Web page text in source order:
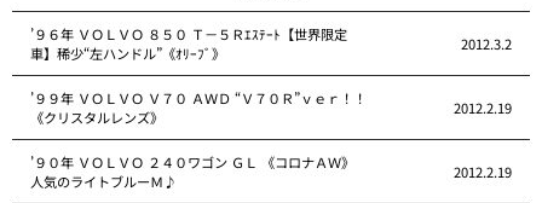
’９６年 ＶＯＬＶＯ ８５０ Ｔ－５Ｒｴｽﾃｰﾄ【世界限定
車】稀少“左ハンドル”《ｵﾘｰﾌﾞ》
2012.3.2
’９９年 ＶＯＬＶＯ Ｖ７０ ＡＷＤ “Ｖ７０Ｒ”ｖｅｒ！！
《クリスタルレンズ》
2012.2.19
’９０年 ＶＯＬＶＯ ２４０ワゴン ＧＬ 《コロナＡＷ》
人気のライトブルーＭ♪
2012.2.19